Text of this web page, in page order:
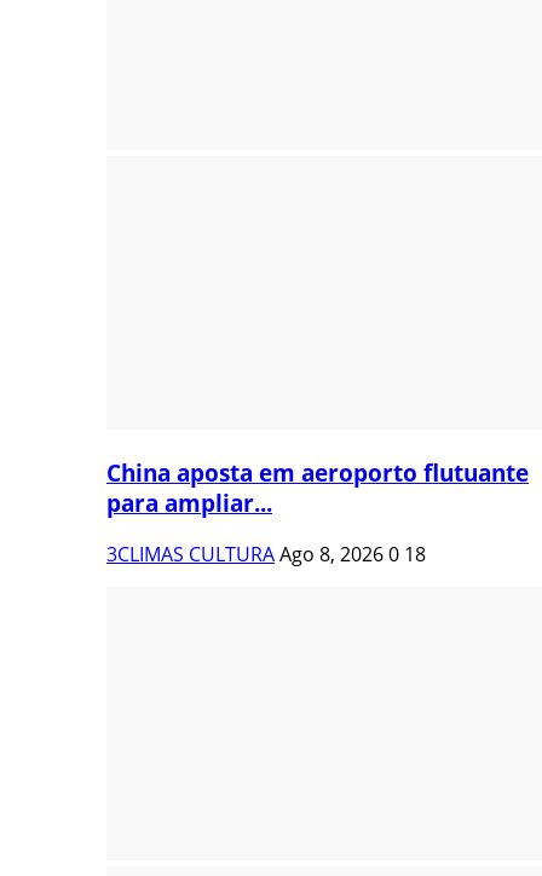
China aposta em aeroporto flutuante
para ampliar...
3CLIMAS CULTURAAgo 8, 20260 18